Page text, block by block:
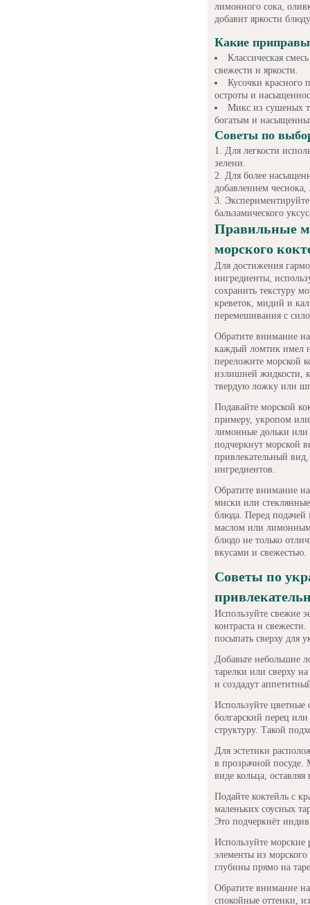
лимонного сока,
добавит яркости
Какие приправы
Классическая
свежести и яркости.
Кусочки красного
остроты и
Микс из сушеных
богатым и
Советы по
Для легкости
зелени.
Для более
добавлением
бальзамического
Правильные
морского
Для достижения
ингредиенты,
сохранить текстуру
креветок, мидий и
перемешивания с
Обратите внимание
каждый ломтик имел
переложите морской
излишней жидкости,
твердую ложку или
Подавайте морской
примеру, укропом
лимонные дольки или
подчеркнут морской
привлекательный
ингредиентов.
Обратите внимание
миски или
блюда. Перед подачей
маслом или лимонным
блюдо не только
вкусами и свежестью.
Советы по
Используйте свежие
контраста и
посыпать сверху для
Добавьте небольшие
тарелки или сверху
и создадут
Используйте
болгарский перец
структуру. Такой
Для эстетики
в прозрачной
виде кольца,
Подайте коктейль с
маленьких соусных
Это подчеркнёт
Используйте
элементы из
глубины прямо на
Обратите внимание
спокойные оттенки,